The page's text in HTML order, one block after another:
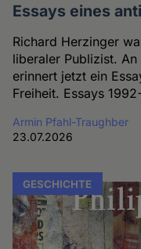
Essays eines
Richard Herzinger
liberaler Publizist.
erinnert jetzt ein
Freiheit. Essays
Armin Pfahl-Traughber
23.07.2026
GESCHICHTE